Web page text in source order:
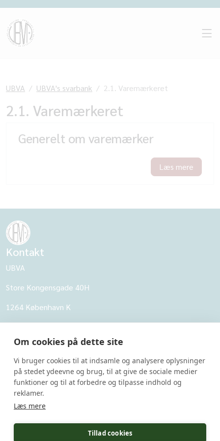
Om cookies på dette site
Vi bruger cookies til at indsamle og analysere oplysninger
på stedet ydeevne og brug, til at give de sociale medier
funktioner og til at forbedre og tilpasse indhold og
reklamer.
Læs mere
Tillad cookies
UBVA UBVA's svarbank 2.1. Varemærkeret
2.1. Varemærkeret
Generelt om varemærker
Læs mere
Kontakt
UBVA
Store Kongensgade 40H
1264 København K
UBVA
Om UBVA
Persondatapolitik for UBVA
Disclaimer - Brug af hjemmesiden
Undersider
UBVA's svarbank